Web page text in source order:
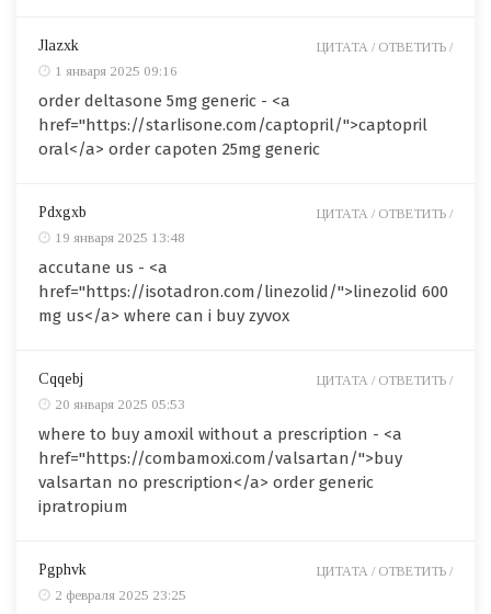
Jlazxk
1 января 2025 09:16
order deltasone 5mg generic - <a
href="https://starlisone.com/captopril/">captopril
oral</a> order capoten 25mg generic
ЦИТАТА / ОТВЕТИТЬ /
Pdxgxb
19 января 2025 13:48
accutane us - <a
href="https://isotadron.com/linezolid/">linezolid 600
mg us</a> where can i buy zyvox
ЦИТАТА / ОТВЕТИТЬ /
Cqqebj
20 января 2025 05:53
where to buy amoxil without a prescription - <a
href="https://combamoxi.com/valsartan/">buy
valsartan no prescription</a> order generic
ipratropium
ЦИТАТА / ОТВЕТИТЬ /
Pgphvk
2 февраля 2025 23:25
ЦИТАТА / ОТВЕТИТЬ /